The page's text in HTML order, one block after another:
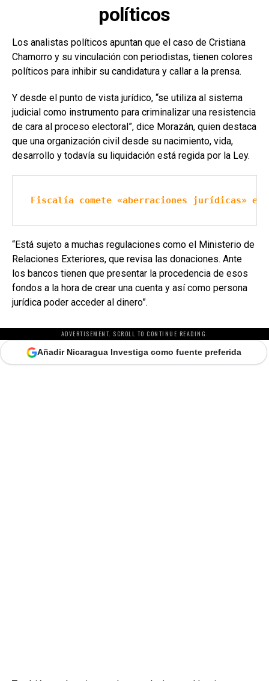
políticos
Los analistas políticos apuntan que el caso de Cristiana
Chamorro y su vinculación con periodistas, tienen colores
políticos para inhibir su candidatura y callar a la prensa.
Y desde el punto de vista jurídico, “se utiliza al sistema
judicial como instrumento para criminalizar una resistencia
de cara al proceso electoral”, dice Morazán, quien destaca
que una organización civil desde su nacimiento, vida,
desarrollo y todavía su liquidación está regida por la Ley.
Fiscalía comete «aberraciones jurídicas»
“Está sujeto a muchas regulaciones como el Ministerio de
Relaciones Exteriores, que revisa las donaciones. Ante
los bancos tienen que presentar la procedencia de esos
fondos a la hora de crear una cuenta y así como persona
jurídica poder acceder al dinero”.
ADVERTISEMENT. SCROLL TO CONTINUE READING.
Añadir Nicaragua Investiga como fuente preferida